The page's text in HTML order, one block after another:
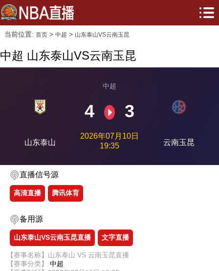
当前位置: 首页> 中超 > 山东泰山VS云南玉昆
中超 山东泰山VS云南玉昆
山东泰山
中超
4 3
2026年07月10日
19:35
云南玉昆
直播信号源
高清直播 腾讯体育
备用源
山东泰山VS云南玉昆直播 文字直播
【赛事名称】山东泰山 VS 云南玉昆直播
【赛事分类】 中超